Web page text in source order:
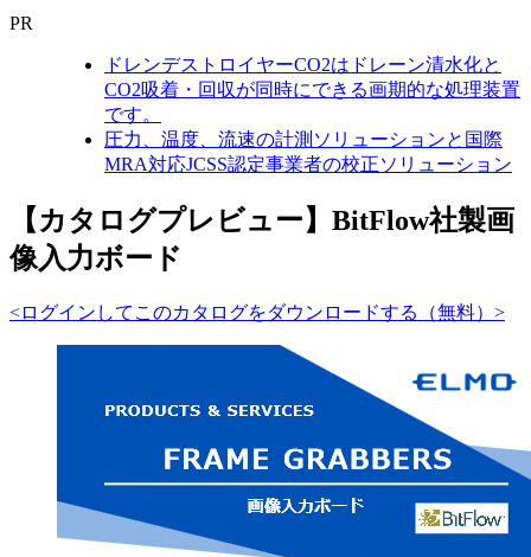
PR
ドレンデストロイヤーCO2はドレーン清水化と
CO2吸着・回収が同時にできる画期的な処理装置
です。
圧力、温度、流速の計測ソリューションと国際
MRA対応JCSS認定事業者の校正ソリューション
【カタログプレビュー】BitFlow社製画
像入力ボード
<ログインしてこのカタログをダウンロードする（無料）>